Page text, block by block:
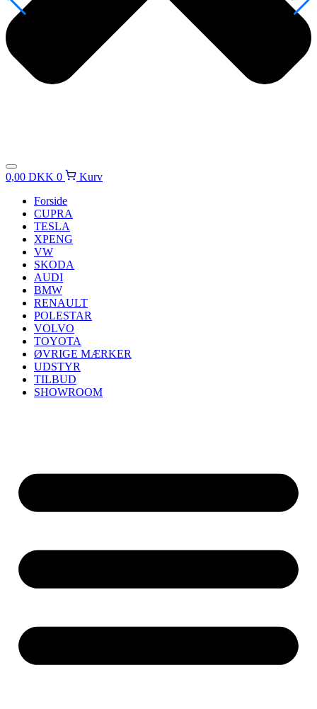
0,00 DKK 0
Kurv
Forside
CUPRA
TESLA
XPENG
VW
SKODA
AUDI
BMW
RENAULT
POLESTAR
VOLVO
TOYOTA
ØVRIGE MÆRKER
UDSTYR
TILBUD
SHOWROOM